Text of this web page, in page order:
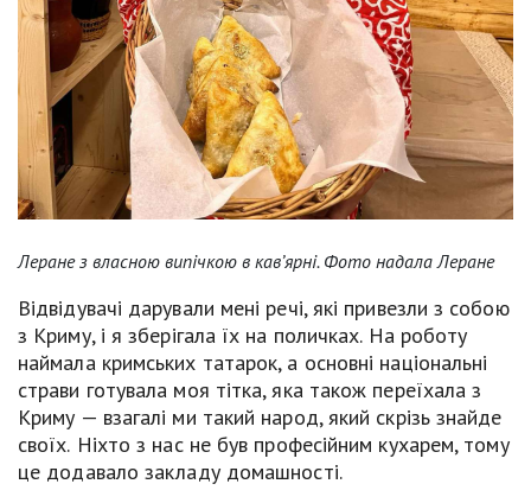
Леране з власною випічкою в кав’ярні. Фото надала Леране
Відвідувачі дарували мені речі, які привезли з собою
з Криму, і я зберігала їх на поличках. На роботу
наймала кримських татарок, а основні національні
страви готувала моя тітка, яка також переїхала з
Криму — взагалі ми такий народ, який скрізь знайде
своїх. Ніхто з нас не був професійним кухарем, тому
це додавало закладу домашності.